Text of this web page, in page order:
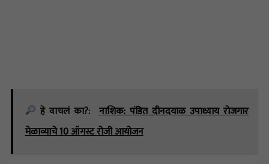
हे वाचलं का?: नाशिक: पंडित दीनदयाळ उपाध्याय रोजगार
मेळाव्याचे 10 ऑगस्ट रोजी आयोजन